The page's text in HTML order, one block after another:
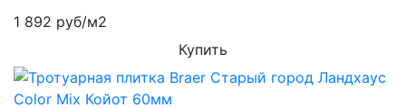
1 892 руб/м2
Купить